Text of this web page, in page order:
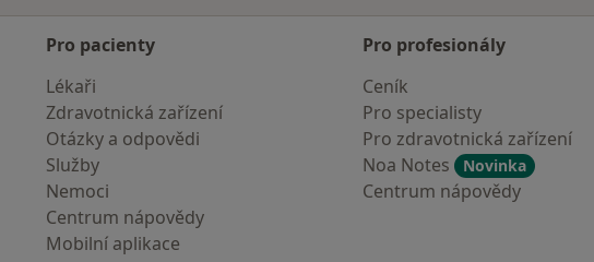
Pro pacienty
Lékaři
Zdravotnická zařízení
Otázky a odpovědi
Služby
Nemoci
Centrum nápovědy
Mobilní aplikace
Pro profesionály
Ceník
Pro specialisty
Pro zdravotnická zařízení
Noa Notes
Novinka
Centrum nápovědy